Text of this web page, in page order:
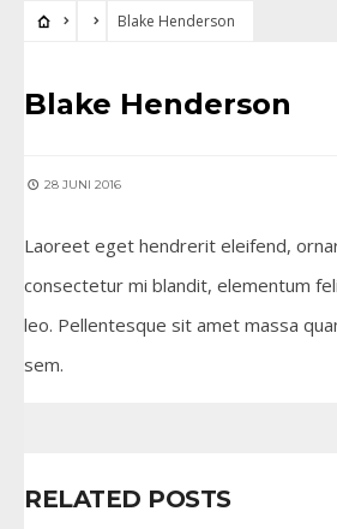
Blake Henderson
Blake Henderson
28 JUNI 2016
Laoreet eget hendrerit eleifend,
consectetur mi blandit, elementum
leo. Pellentesque sit amet massa
sem.
RELATED POSTS